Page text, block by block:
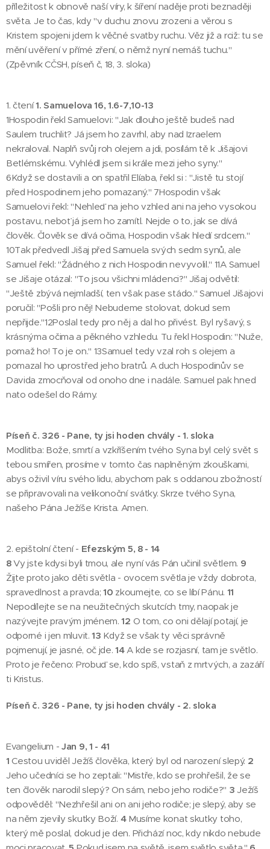
příležitost k obnově naší víry, k šíření naděje proti beznaději
světa. Je to čas, kdy "v duchu znovu zrozeni a věrou s
Kristem spojeni jdem k věčné svatby ruchu. Věz již a rciž: tu se
mění uvěření v přímé zření, o němž nyní nemáš tuchu."
(Zpěvník CČSH, píseň č, 18, 3. sloka)
1. čtení1. Samuelova 16, 1.6-7,10-13
1Hospodin řekl Samuelovi: "Jak dlouho ještě budeš nad
Saulem truchlit? Já jsem ho zavrhl, aby nad Izraelem
nekraloval. Naplň svůj roh olejem a jdi, posílám tě k Jišajovi
Betlémskému. Vyhlédl jsem si krále mezi jeho syny."
6Když se dostavili a on spatřil Elíaba, řekl si : "Jistě tu stojí
před Hospodinem jeho pomazaný." 7Hospodin však
Samuelovi řekl: "Nehleď na jeho vzhled ani na jeho vysokou
postavu, neboť já jsem ho zamítl. Nejde o to, jak se dívá
člověk. Člověk se dívá očima, Hospodin však hledí srdcem."
10Tak předvedl Jišaj před Samuela svých sedm synů, ale
Samuel řekl: "Žádného z nich Hospodin nevyvolil." 11A Samuel
se Jišaje otázal: "To jsou všichni mládenci?" Jišaj odvětil:
"Ještě zbývá nejmladší, ten však pase stádo." Samuel Jišajovi
poručil: "Pošli pro něj! Nebudeme stolovat, dokud sem
nepřijde."12Poslal tedy pro něj a dal ho přivést. Byl ryšavý, s
krásnýma očima a pěkného vzhledu. Tu řekl Hospodin: "Nuže,
pomaž ho! To je on." 13Samuel tedy vzal roh s olejem a
pomazal ho uprostřed jeho bratrů. A duch Hospodinův se
Davida zmocňoval od onoho dne i nadále. Samuel pak hned
nato odešel do Rámy.
Píseň č. 326 - Pane, ty jsi hoden chvály - 1. sloka
Modlitba: Bože, smrtí a vzkříšením tvého Syna byl celý svět s
tebou smířen, prosíme v tomto čas naplněným zkouškami,
abys oživil víru svého lidu, abychom pak s oddanou zbožností
se připravovali na velikonoční svátky. Skrze tvého Syna,
našeho Pána Ježíše Krista. Amen.
2. epištolní čtení - Efezským 5, 8 - 14
8Vy jste kdysi byli tmou, ale nyní vás Pán učinil světlem. 9
Žijte proto jako děti světla - ovocem světla je vždy dobrota,
spravedlnost a pravda;10 zkoumejte, co se líbí Pánu. 11
Nepodílejte se na neužitečných skutcích tmy, naopak je
nazývejte pravým jménem.12 O tom, co oni dělají potají, je
odporné i jen mluvit.13 Když se však ty věci správně
pojmenují, je jasné, oč jde.14A kde se rozjasní, tam je světlo.
Proto je řečeno: Probuď se, kdo spíš, vstaň z mrtvých, a zazáří
ti Kristus.
Píseň č. 326 - Pane, ty jsi hoden chvály - 2. sloka
Evangelium -Jan 9, 1 - 41
1 Cestou uviděl Ježíš člověka, který byl od narození slepý. 2
Jeho učedníci se ho zeptali: "Mistře, kdo se prohřešil, že se
ten člověk narodil slepý? On sám, nebo jeho rodiče?" 3 Ježíš
odpověděl: "Nezhřešil ani on ani jeho rodiče; je slepý, aby se
na něm zjevily skutky Boží. 4Musíme konat skutky toho,
který mě poslal, dokud je den. Přichází noc, kdy nikdo nebude